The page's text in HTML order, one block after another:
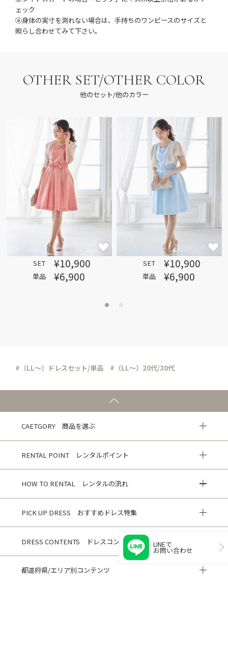
ェック
④身体の実寸を測れない場合は、手持ちのワンピースのサイズと
照らし合わせてみて下さい。
OTHER SET/OTHER COLOR
他のセット/他のカラー
SET ¥10,900
単品 ¥6,900
SET ¥10,900
単品 ¥6,900
#（LL～）ドレスセット/単品 #（LL～）20代/30代
CAETGORY 商品を選ぶ
RENTAL POINT レンタルポイント
HOW TO RENTAL レンタルの流れ
PICK UP DRESS おすすめドレス特集
DRESS CONTENTS ドレスコンテンツ
都道府県/エリア別コンテンツ
LINEで
お問い合わせ